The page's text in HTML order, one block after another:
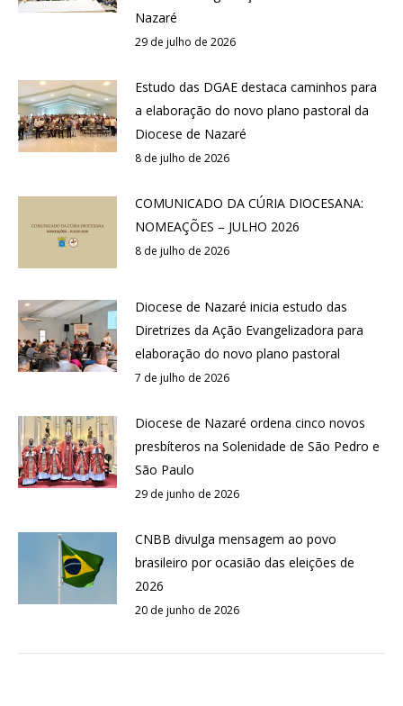
Nazaré
29 de julho de 2026
Estudo das DGAE destaca caminhos para
a elaboração do novo plano pastoral da
Diocese de Nazaré
8 de julho de 2026
COMUNICADO DA CÚRIA DIOCESANA:
NOMEAÇÕES – JULHO 2026
8 de julho de 2026
Diocese de Nazaré inicia estudo das
Diretrizes da Ação Evangelizadora para
elaboração do novo plano pastoral
7 de julho de 2026
Diocese de Nazaré ordena cinco novos
presbíteros na Solenidade de São Pedro e
São Paulo
29 de junho de 2026
CNBB divulga mensagem ao povo
brasileiro por ocasião das eleições de
2026
20 de junho de 2026